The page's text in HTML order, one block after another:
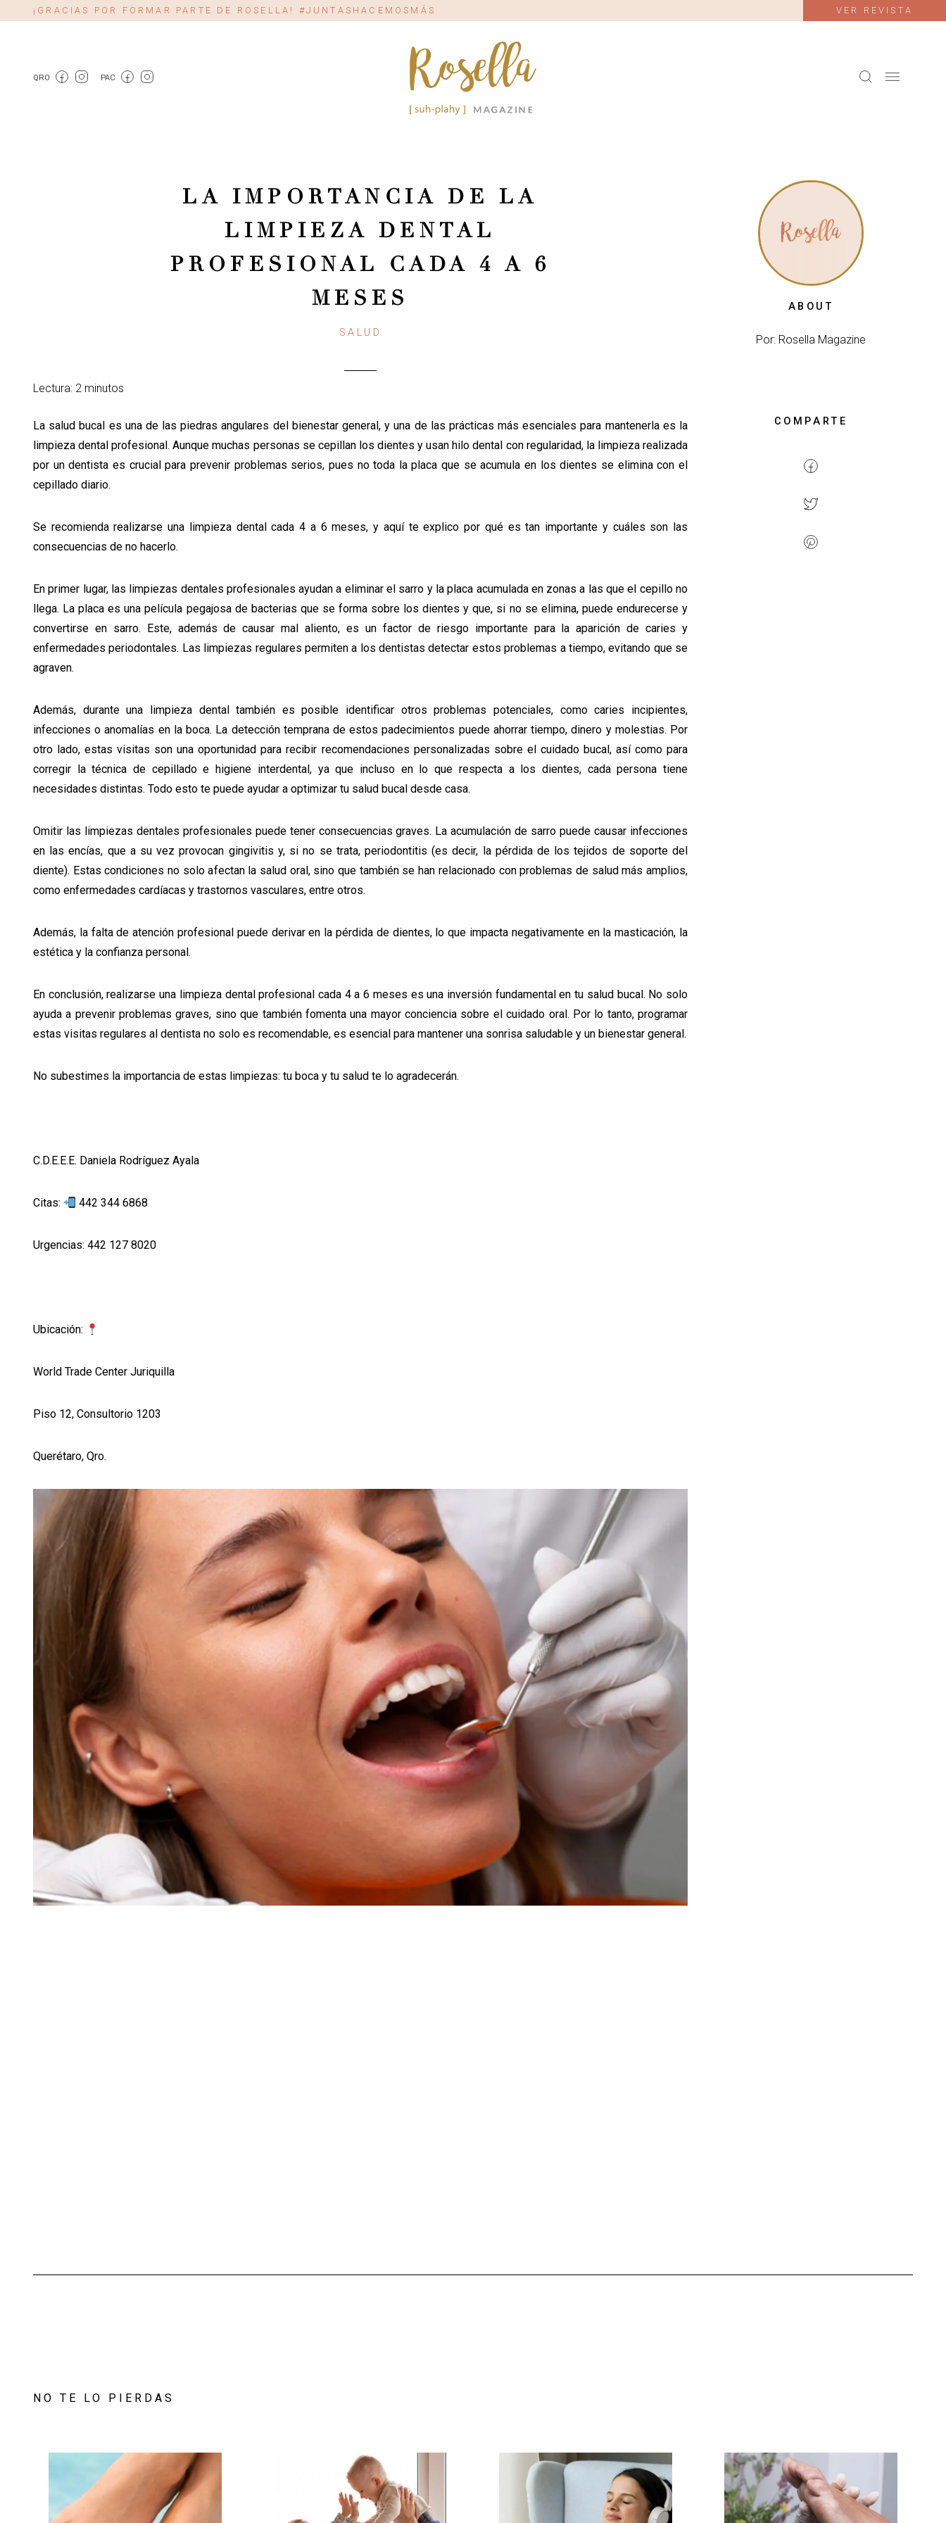
¡GRACIAS POR FORMAR PARTE DE ROSELLA! #JUNTASHACEMOSMÁS VER REVISTA
QRO PAC
LA IMPORTANCIA DE LA
LIMPIEZA DENTAL
PROFESIONAL CADA 4 A 6
MESES
SALUD
Lectura: 2 minutos
La salud bucal es una de las piedras angulares del bienestar general, y una de las prácticas más esenciales para mantenerla es la
limpieza dental profesional. Aunque muchas personas se cepillan los dientes y usan hilo dental con regularidad, la limpieza realizada
por un dentista es crucial para prevenir problemas serios, pues no toda la placa que se acumula en los dientes se elimina con el
cepillado diario.
Se recomienda realizarse una limpieza dental cada 4 a 6 meses, y aquí te explico por qué es tan importante y cuáles son las
consecuencias de no hacerlo.
En primer lugar, las limpiezas dentales profesionales ayudan a eliminar el sarro y la placa acumulada en zonas a las que el cepillo no
llega. La placa es una película pegajosa de bacterias que se forma sobre los dientes y que, si no se elimina, puede endurecerse y
convertirse en sarro. Este, además de causar mal aliento, es un factor de riesgo importante para la aparición de caries y
enfermedades periodontales. Las limpiezas regulares permiten a los dentistas detectar estos problemas a tiempo, evitando que se
agraven.
Además, durante una limpieza dental también es posible identificar otros problemas potenciales, como caries incipientes,
infecciones o anomalías en la boca. La detección temprana de estos padecimientos puede ahorrar tiempo, dinero y molestias. Por
otro lado, estas visitas son una oportunidad para recibir recomendaciones personalizadas sobre el cuidado bucal, así como para
corregir la técnica de cepillado e higiene interdental, ya que incluso en lo que respecta a los dientes, cada persona tiene
necesidades distintas. Todo esto te puede ayudar a optimizar tu salud bucal desde casa.
Omitir las limpiezas dentales profesionales puede tener consecuencias graves. La acumulación de sarro puede causar infecciones
en las encías, que a su vez provocan gingivitis y, si no se trata, periodontitis (es decir, la pérdida de los tejidos de soporte del
diente). Estas condiciones no solo afectan la salud oral, sino que también se han relacionado con problemas de salud más amplios,
como enfermedades cardíacas y trastornos vasculares, entre otros.
Además, la falta de atención profesional puede derivar en la pérdida de dientes, lo que impacta negativamente en la masticación, la
estética y la confianza personal.
En conclusión, realizarse una limpieza dental profesional cada 4 a 6 meses es una inversión fundamental en tu salud bucal. No solo
ayuda a prevenir problemas graves, sino que también fomenta una mayor conciencia sobre el cuidado oral. Por lo tanto, programar
estas visitas regulares al dentista no solo es recomendable, es esencial para mantener una sonrisa saludable y un bienestar general.
No subestimes la importancia de estas limpiezas: tu boca y tu salud te lo agradecerán.
C.D.E.E.E. Daniela Rodríguez Ayala
Citas: 442 344 6868
Urgencias: 442 127 8020
Ubicación:
World Trade Center Juriquilla
Piso 12, Consultorio 1203
Querétaro, Qro.
ABOUT
Por: Rosella Magazine
COMPARTE
NO TE LO PIERDAS